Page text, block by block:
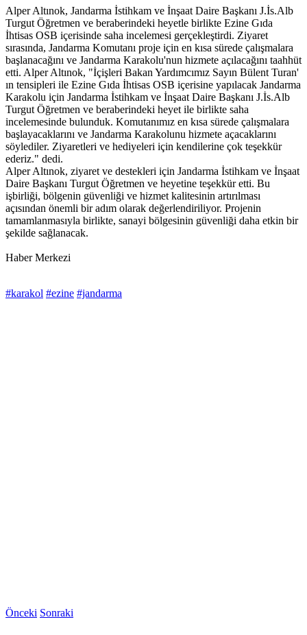
Alper Altınok, Jandarma İstihkam ve İnşaat Daire Başkanı J.İs.Alb
Turgut Öğretmen ve beraberindeki heyetle birlikte Ezine Gıda
İhtisas OSB içerisinde saha incelemesi gerçekleştirdi. Ziyaret
sırasında, Jandarma Komutanı proje için en kısa sürede çalışmalara
başlanacağını ve Jandarma Karakolu'nun hizmete açılacağını taahhüt
etti. Alper Altınok, "İçişleri Bakan Yardımcımız Sayın Bülent Turan'
ın tensipleri ile Ezine Gıda İhtisas OSB içerisine yapılacak Jandarma
Karakolu için Jandarma İstihkam ve İnşaat Daire Başkanı J.İs.Alb
Turgut Öğretmen ve beraberindeki heyet ile birlikte saha
incelemesinde bulunduk. Komutanımız en kısa sürede çalışmalara
başlayacaklarını ve Jandarma Karakolunu hizmete açacaklarını
söylediler. Ziyaretleri ve hediyeleri için kendilerine çok teşekkür
ederiz." dedi.
Alper Altınok, ziyaret ve destekleri için Jandarma İstihkam ve İnşaat
Daire Başkanı Turgut Öğretmen ve heyetine teşekkür etti. Bu
işbirliği, bölgenin güvenliği ve hizmet kalitesinin artırılması
açısından önemli bir adım olarak değerlendiriliyor. Projenin
tamamlanmasıyla birlikte, sanayi bölgesinin güvenliği daha etkin bir
şekilde sağlanacak.
Haber Merkezi
#karakol #ezine #jandarma
Önceki Sonraki